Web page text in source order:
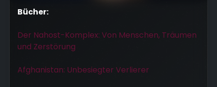
Bücher:
Der Nahost-Komplex: Von Menschen, Träumen
und Zerstörung
Afghanistan: Unbesiegter Verlierer